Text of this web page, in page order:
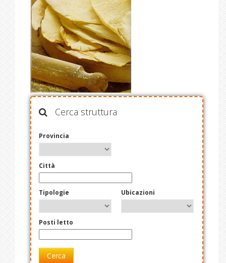
Cerca struttura
Provincia
Città
Tipologie Ubicazioni
Posti letto
Cerca